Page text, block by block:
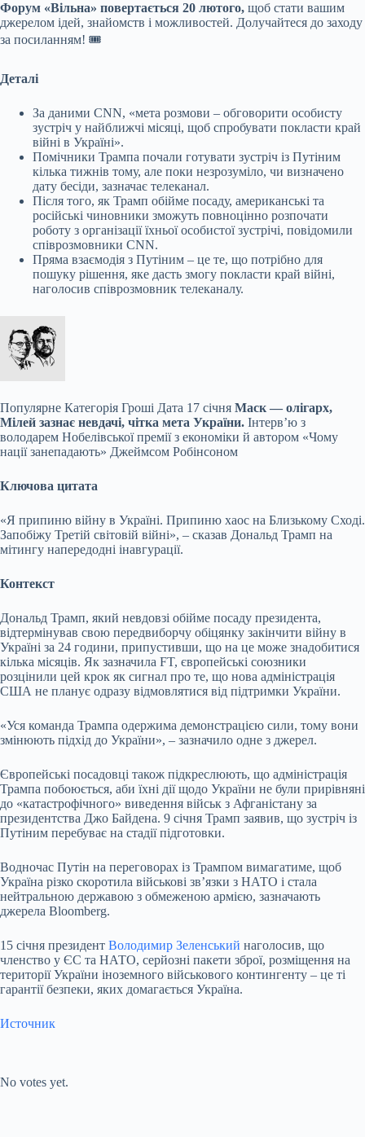
Форум «Вільна» повертається 20 лютого, щоб стати вашим
джерелом ідей, знайомств і можливостей. Долучайтеся до заходу
за посиланням! 🎟
Деталі
За даними CNN, «мета розмови – обговорити особисту
зустріч у найближчі місяці, щоб спробувати покласти край
війні в Україні».
Помічники Трампа почали готувати зустріч із Путіним
кілька тижнів тому, але поки незрозуміло, чи визначено
дату бесіди, зазначає телеканал.
Після того, як Трамп обійме посаду, американські та
російські чиновники зможуть повноцінно розпочати
роботу з організації їхньої особистої зустрічі, повідомили
співрозмовники CNN.
Пряма взаємодія з Путіним – це те, що потрібно для
пошуку рішення, яке дасть змогу покласти край війні,
наголосив співрозмовник телеканалу.
Популярне Категорія Гроші Дата 17 січня Маск — олігарх,
Мілей зазнає невдачі, чітка мета України. Інтерв’ю з
володарем Нобелівської премії з економіки й автором «Чому
нації занепадають» Джеймсом Робінсоном
Ключова цитата
«Я припиню війну в Україні. Припиню хаос на Близькому Сході.
Запобіжу Третій світовій війні», – сказав Дональд Трамп на
мітингу напередодні інавгурації.
Контекст
Дональд Трамп, який невдовзі обійме посаду президента,
відтермінував свою передвиборчу обіцянку закінчити війну в
Україні за 24 години, припустивши, що на це може знадобитися
кілька місяців. Як зазначила FT, європейські союзники
розцінили цей крок як сигнал про те, що нова адміністрація
США не планує одразу відмовлятися від підтримки України.
«Уся команда Трампа одержима демонстрацією сили, тому вони
змінюють підхід до України», – зазначило одне з джерел.
Європейські посадовці також підкреслюють, що адміністрація
Трампа побоюється, аби їхні дії щодо України не були прирівняні
до «катастрофічного» виведення військ з Афганістану за
президентства Джо Байдена. 9 січня Трамп заявив, що зустріч із
Путіним перебуває на стадії підготовки.
Водночас Путін на переговорах із Трампом вимагатиме, щоб
Україна різко скоротила військові звʼязки з НАТО і стала
нейтральною державою з обмеженою армією, зазначають
джерела Bloomberg.
15 січня президент Володимир Зеленський наголосив, що
членство у ЄС та НАТО, серйозні пакети зброї, розміщення на
території України іноземного військового контингенту – це ті
гарантії безпеки, яких домагається Україна.
Источник
No votes yet.